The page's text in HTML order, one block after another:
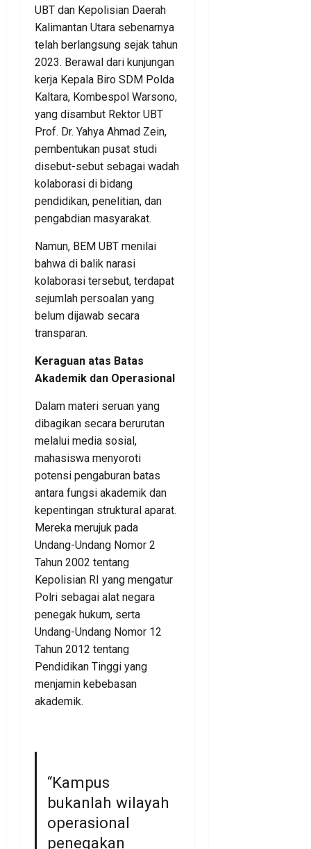
UBT dan Kepolisian Daerah
Kalimantan Utara sebenarnya
telah berlangsung sejak tahun
2023. Berawal dari kunjungan
kerja Kepala Biro SDM Polda
Kaltara, Kombespol Warsono,
yang disambut Rektor UBT
Prof. Dr. Yahya Ahmad Zein,
pembentukan pusat studi
disebut-sebut sebagai wadah
kolaborasi di bidang
pendidikan, penelitian, dan
pengabdian masyarakat.
Namun, BEM UBT menilai
bahwa di balik narasi
kolaborasi tersebut, terdapat
sejumlah persoalan yang
belum dijawab secara
transparan.
Keraguan atas Batas
Akademik dan Operasional
Dalam materi seruan yang
dibagikan secara berurutan
melalui media sosial,
mahasiswa menyoroti
potensi pengaburan batas
antara fungsi akademik dan
kepentingan struktural aparat.
Mereka merujuk pada
Undang-Undang Nomor 2
Tahun 2002 tentang
Kepolisian RI yang mengatur
Polri sebagai alat negara
penegak hukum, serta
Undang-Undang Nomor 12
Tahun 2012 tentang
Pendidikan Tinggi yang
menjamin kebebasan
akademik.
“Kampus
bukanlah wilayah
operasional
penegakan